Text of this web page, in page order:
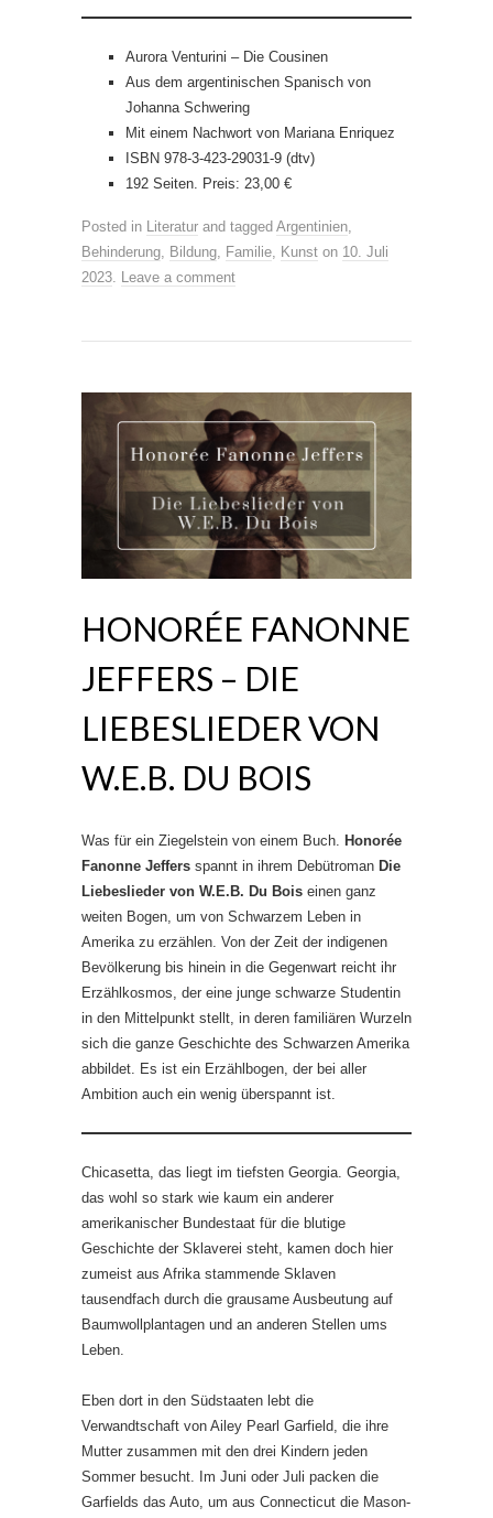
Aurora Venturini – Die Cousinen
Aus dem argentinischen Spanisch von
Johanna Schwering
Mit einem Nachwort von Mariana Enriquez
ISBN 978-3-423-29031-9 (dtv)
192 Seiten. Preis: 23,00 €
Posted in Literatur and tagged Argentinien
Behinderung
Bildung Familie Kunst on 10. Juli
2023
Leave a comment
HONORÉE FANONNE
JEFFERS – DIE
LIEBESLIEDER VON
W.E.B. DU BOIS
Was für ein Ziegelstein von einem Buch. Honorée
Fanonne Jeffers spannt in ihrem Debütroman Die
Liebeslieder von W.E.B. Du Bois einen ganz
weiten Bogen, um von Schwarzem Leben in
Amerika zu erzählen. Von der Zeit der indigenen
Bevölkerung bis hinein in die Gegenwart reicht ihr
Erzählkosmos, der eine junge schwarze Studentin
in den Mittelpunkt stellt, in deren familiären Wurzeln
sich die ganze Geschichte des Schwarzen Amerika
abbildet. Es ist ein Erzählbogen, der bei aller
Ambition auch ein wenig überspannt ist.
Chicasetta, das liegt im tiefsten Georgia. Georgia,
das wohl so stark wie kaum ein anderer
amerikanischer Bundestaat für die blutige
Geschichte der Sklaverei steht, kamen doch hier
zumeist aus Afrika stammende Sklaven
tausendfach durch die grausame Ausbeutung auf
Baumwollplantagen und an anderen Stellen ums
Leben.
Eben dort in den Südstaaten lebt die
Verwandtschaft von Ailey Pearl Garfield, die ihre
Mutter zusammen mit den drei Kindern jeden
Sommer besucht. Im Juni oder Juli packen die
Garfields das Auto, um aus Connecticut die Mason-